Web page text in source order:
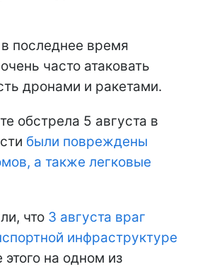
последнее время
часто атаковать
дронами и ракетами.
обстрела 5 августа в
были повреждены
а также легковые
что 3 августа враг
инфраструктуре
этого на одном из